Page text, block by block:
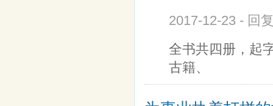
2017-12-23 - 回
全书共四册，起
古籍、